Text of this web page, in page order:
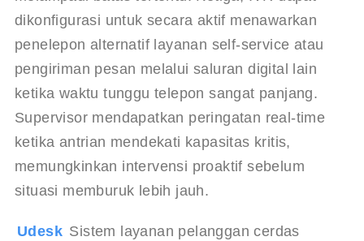
dikonfigurasi untuk secara aktif menawarkan
penelepon alternatif layanan self-service atau
pengiriman pesan melalui saluran digital lain
ketika waktu tunggu telepon sangat panjang.
Supervisor mendapatkan peringatan real-time
ketika antrian mendekati kapasitas kritis,
memungkinkan intervensi proaktif sebelum
situasi memburuk lebih jauh.
Udesk Sistem layanan pelanggan cerdas